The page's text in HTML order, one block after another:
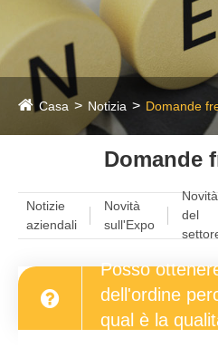
Casa Notizia Domande
Domande
Notizie
aziendali
Novità
sull'Expo
Novità
del
Posso
dell'ordine
qual è la